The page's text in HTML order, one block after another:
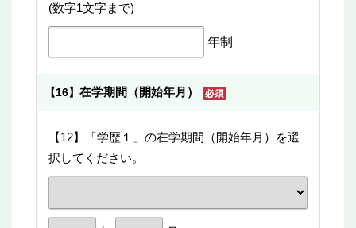
(数字1文字まで)
年制
【16】 在学期間（開始年月）
【12】「学歴１」の在学期間（開始年月）を選
択してください。